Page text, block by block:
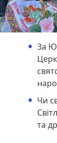
За
Чи
та